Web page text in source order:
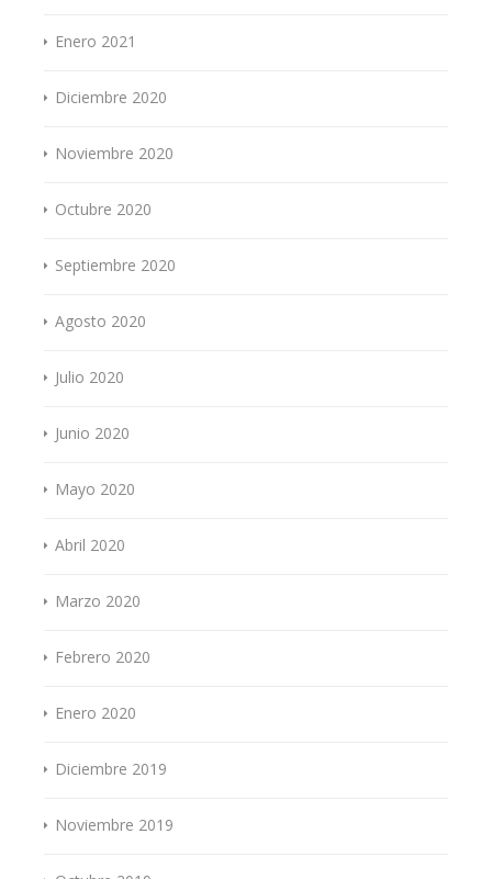
Enero 2021
Diciembre 2020
Noviembre 2020
Octubre 2020
Septiembre 2020
Agosto 2020
Julio 2020
Junio 2020
Mayo 2020
Abril 2020
Marzo 2020
Febrero 2020
Enero 2020
Diciembre 2019
Noviembre 2019